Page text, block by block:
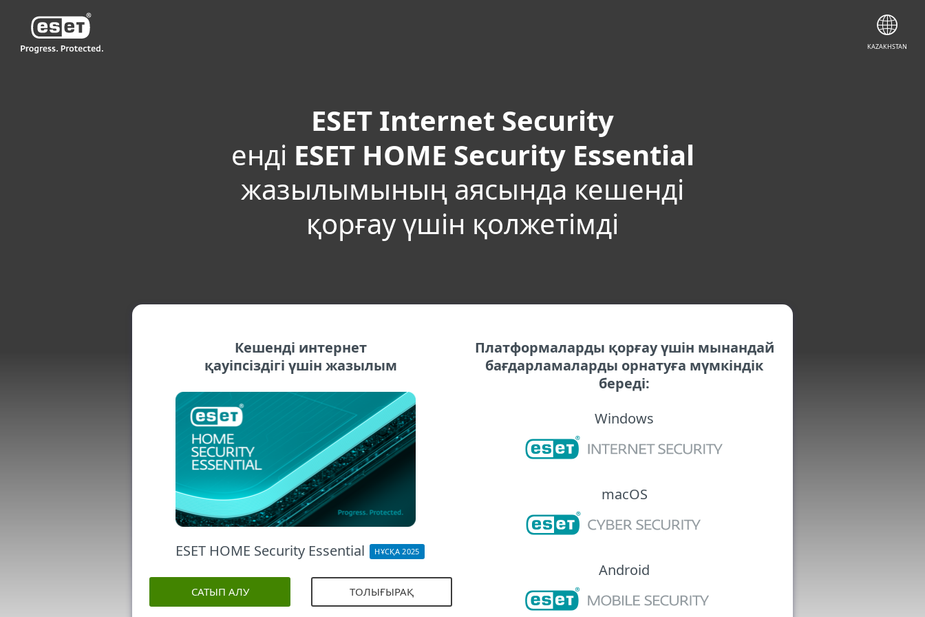
ESET Internet Security
енді ESET HOME Security Essential
жазылымының аясында кешенді
қорғау үшін қолжетімді
Кешенді интернет
қауіпсіздігі үшін жазылым
ESET HOME Security Essential НҰСҚА 2025
САТЫП АЛУ ТОЛЫҒЫРАҚ
Платформаларды қорғау үшін мынандай
бағдарламаларды орнатуға мүмкіндік
береді:
Windows
macOS
Android
KZ KZ-RU2Yйге арналған
ESET
KAZAKHSTAN